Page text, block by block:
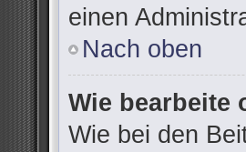
einen
Nach oben
Wie bearbeite
Wie bei den